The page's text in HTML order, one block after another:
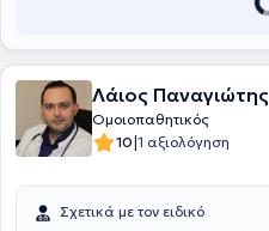
Λάιος Παναγιώτης
Ομοιοπαθητικός
10|1 αξιολόγηση
Σχετικά με τον ειδικό